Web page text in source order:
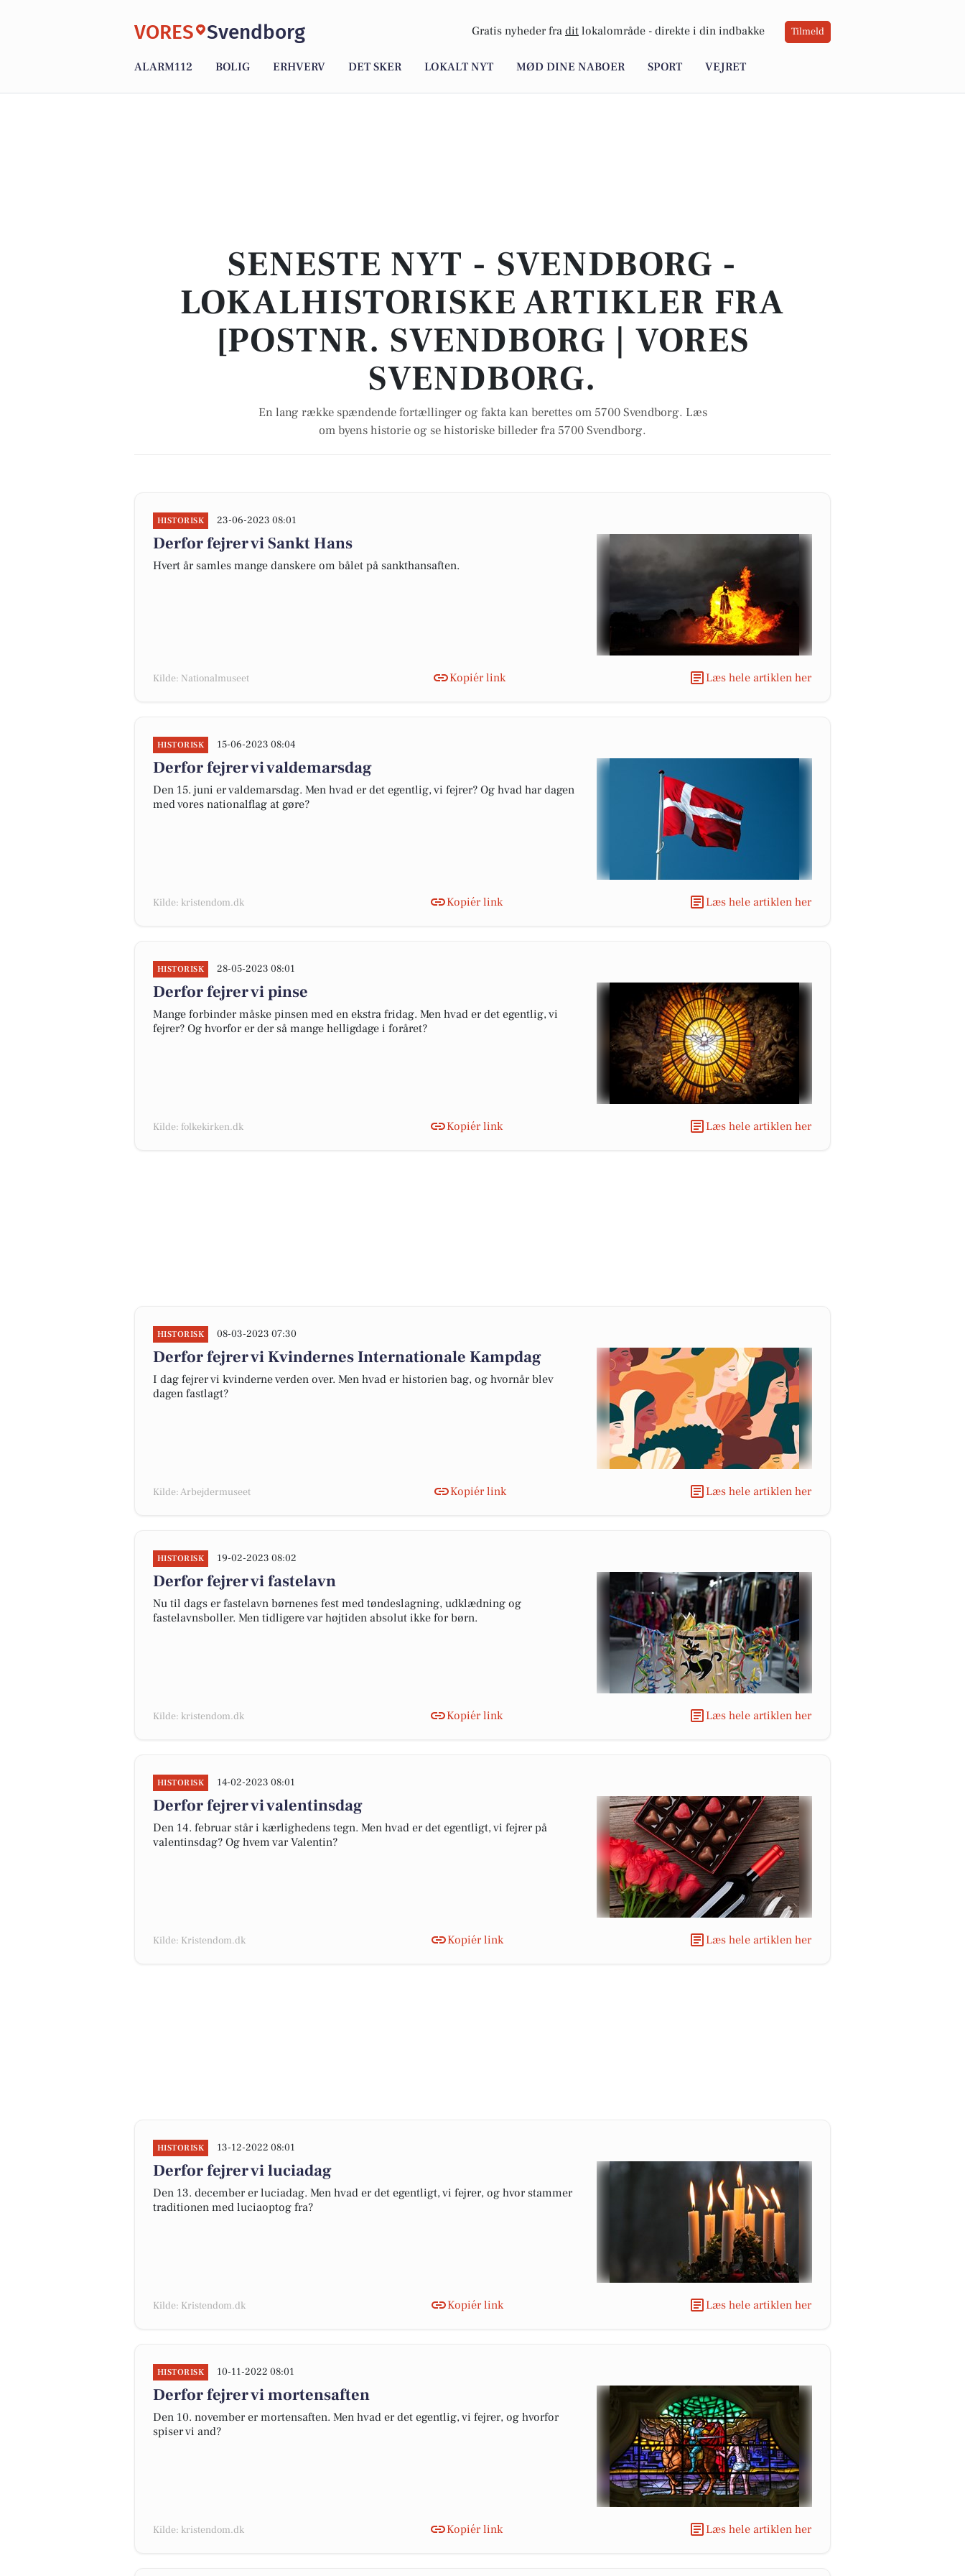
VORES Svendborg Gratis nyheder fra dit lokalområde - direkte i din indbakke Tilmeld
ALARM112 BOLIG ERHVERV DET SKER LOKALT NYT MØD DINE NABOER SPORT VEJRET
SENESTE NYT - SVENDBORG -
LOKALHISTORISKE ARTIKLER FRA
[POSTNR. SVENDBORG | VORES
SVENDBORG.
En lang række spændende fortællinger og fakta kan berettes om 5700 Svendborg. Læs
om byens historie og se historiske billeder fra 5700 Svendborg.
HISTORISK 23-06-2023 08:01
Derfor fejrer vi Sankt Hans
Hvert år samles mange danskere om bålet på sankthansaften.
Kilde: Nationalmuseet Kopiér link Læs hele artiklen her
HISTORISK 15-06-2023 08:04
Derfor fejrer vi valdemarsdag
Den 15. juni er valdemarsdag. Men hvad er det egentlig, vi fejrer? Og hvad har dagen
med vores nationalflag at gøre?
Kilde: kristendom.dk Kopiér link Læs hele artiklen her
HISTORISK 28-05-2023 08:01
Derfor fejrer vi pinse
Mange forbinder måske pinsen med en ekstra fridag. Men hvad er det egentlig, vi
fejrer? Og hvorfor er der så mange helligdage i foråret?
Kilde: folkekirken.dk Kopiér link Læs hele artiklen her
HISTORISK 08-03-2023 07:30
Derfor fejrer vi Kvindernes Internationale Kampdag
I dag fejrer vi kvinderne verden over. Men hvad er historien bag, og hvornår blev
dagen fastlagt?
Kilde: Arbejdermuseet Kopiér link Læs hele artiklen her
HISTORISK 19-02-2023 08:02
Derfor fejrer vi fastelavn
Nu til dags er fastelavn børnenes fest med tøndeslagning, udklædning og
fastelavnsboller. Men tidligere var højtiden absolut ikke for børn.
Kilde: kristendom.dk Kopiér link Læs hele artiklen her
HISTORISK 14-02-2023 08:01
Derfor fejrer vi valentinsdag
Den 14. februar står i kærlighedens tegn. Men hvad er det egentligt, vi fejrer på
valentinsdag? Og hvem var Valentin?
Kilde: Kristendom.dk Kopiér link Læs hele artiklen her
HISTORISK 13-12-2022 08:01
Derfor fejrer vi luciadag
Den 13. december er luciadag. Men hvad er det egentligt, vi fejrer, og hvor stammer
traditionen med luciaoptog fra?
Kilde: Kristendom.dk Kopiér link Læs hele artiklen her
HISTORISK 10-11-2022 08:01
Derfor fejrer vi mortensaften
Den 10. november er mortensaften. Men hvad er det egentlig, vi fejrer, og hvorfor
spiser vi and?
Kilde: kristendom.dk Kopiér link Læs hele artiklen her